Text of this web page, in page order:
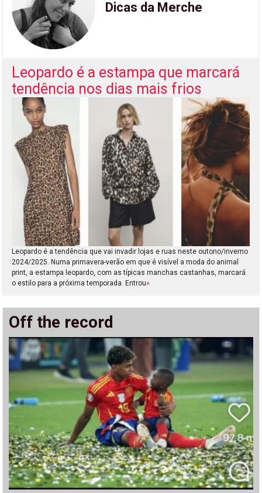
Dicas da Merche
Leopardo é a estampa que marcará
tendência nos dias mais frios
Leopardo é a tendência que vai invadir lojas e ruas neste outono/inverno
2024/2025. Numa primavera-verão em que é visível a moda do animal
print, a estampa leopardo, com as típicas manchas castanhas, marcará
o estilo para a próxima temporada. Entrou»
Off the record